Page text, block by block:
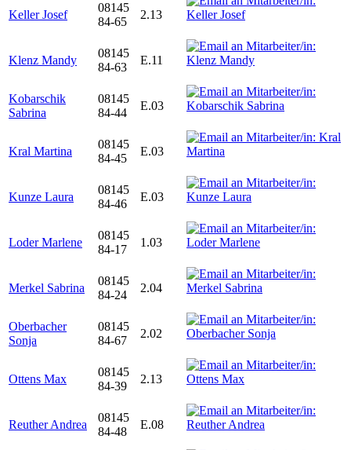
Keller Josef
08145
84-65
2.13
Klenz Mandy
08145
84-63
E.11
Kobarschik
Sabrina
08145
84-44
E.03
Kral Martina
08145
84-45
E.03
Kunze Laura
08145
84-46
E.03
Loder Marlene
08145
84-17
1.03
Merkel Sabrina
08145
84-24
2.04
Oberbacher
Sonja
08145
84-67
2.02
Ottens Max
08145
84-39
2.13
Reuther Andrea
08145
84-48
E.08